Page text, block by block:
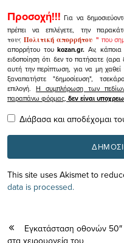
Προσοχή!!! Για να
πρέπει να επιλέγετε, την
τουςΠολιτική απορρήτου" που
απορρήτου τουkozan.gr. Αν,
ειδοποίηση ότι δεν το πατήσατε
αυτή την περίπτωση, για να μη
ξαναπατήστε "δημοσίευση",
επιλογή.Η συμπλήρωση των
παραπάνω φόρμας, δεν είναι
Διάβασα και αποδέχομαι
This site uses Akismet to
data is processed.
Εγκατάσταση οθονών 50″
στα χειρουργεία του